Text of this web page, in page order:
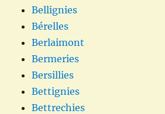
Bellignies
Bérelles
Berlaimont
Bermeries
Bersillies
Bettignies
Bettrechies